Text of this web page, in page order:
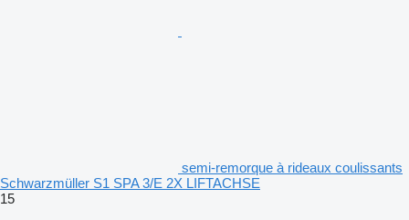
semi-remorque à rideaux coulissants
Schwarzmüller S1 SPA 3/E 2X LIFTACHSE
15